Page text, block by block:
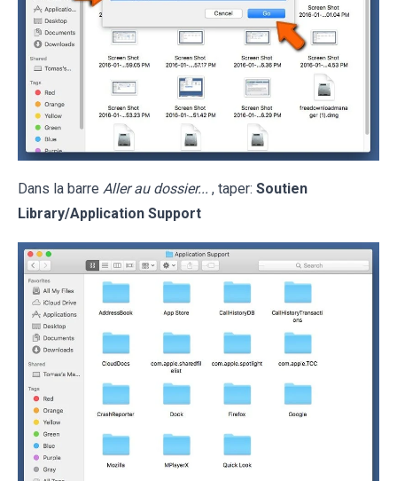
Dans la barre Aller au dossier... , taper: Soutien
Library/Application Support